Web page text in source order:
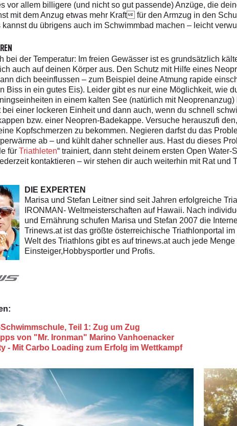
vor allem billigere (und nicht so gut passende) Anzüge, die
mit dem Anzug etwas mehr Kraft für den Armzug in den
du übrigens auch im Schwimmbad machen – leicht
bei der Temperatur: Im freien Gewässer ist es grundsätzlich
auch auf deinen Körper aus. Den Schutz mit Hilfe eines
dich beeinflussen – zum Beispiel deine Atmung rapide
Biss in ein gutes Eis). Leider gibt es nur eine Möglichkeit, wie
in einem kalten See (natürlich mit
bei einer lockeren Einheit und dann auch, wenn du schnell
bzw. einer Neopren-Badekappe. Versuche herauszufi
Kopfschmerzen zu bekommen. Negieren darfst du das
ab – und kühlt daher schneller aus. Hast du dieses
für Triathleten“ trainiert, dann steht deinem ersten Open
kontaktieren – wir stehen dir auch weiterhin mit Rat und
DIE EXPERTEN
Marisa und Stefan Leitner sind seit Jahren erfolgreiche
IRONMAN- Weltmeisterschaften auf Hawaii. Nach
und Ernährung schufen Marisa und Stefan 2007 die
Trinews.at ist das größte österreichische Triathlonportal
Welt des Triathlons gibt es auf trinews.at auch jede
Einsteiger,Hobbysportler und Profis.
Teil 1: Zug um Zug
von "Mr. Ironman" Marino Vanhoenacker
- Mit Carbo Loading zum Erfolg im Wettkampf